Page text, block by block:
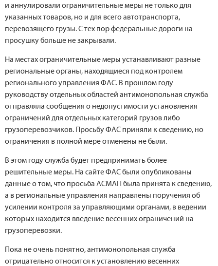
и аннулировали ограничительные меры не только для
указанных товаров, но и для всего автотранспорта,
перевозящего грузы. С тех пор федеральные дороги на
просушку больше не закрывали.
На местах ограничительные меры устанавливают разные
региональные органы, находящиеся под контролем
регионального управления ФАС. В прошлом году
руководству отдельных областей антимонопольная служба
отправляла сообщения о недопустимости установления
ограничений для отдельных категорий грузов либо
грузоперевозчиков. Просьбу ФАС приняли к сведению, но
ограничения в полной мере отменены не были.
В этом году служба будет предпринимать более
решительные меры. На сайте ФАС были опубликованы
данные о том, что просьба АСМАП была принята к сведению,
а в региональные управления направлены поручения об
усилении контроля за управляющими органами, в ведении
которых находится введение весенних ограничений на
грузоперевозки.
Пока не очень понятно, антимонопольная служба
отрицательно относится к установлению весенних